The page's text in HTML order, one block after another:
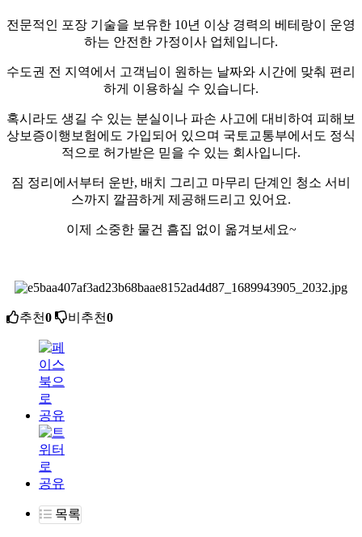
전문적인 포장 기술을 보유한 10년 이상 경력의 베테랑이 운영
하는 안전한 가정이사 업체입니다.
수도권 전 지역에서 고객님이 원하는 날짜와 시간에 맞춰 편리
하게 이용하실 수 있습니다.
혹시라도 생길 수 있는 분실이나 파손 사고에 대비하여 피해보
상보증이행보험에도 가입되어 있으며 국토교통부에서도 정식
적으로 허가받은 믿을 수 있는 회사입니다.
짐 정리에서부터 운반, 배치 그리고 마무리 단계인 청소 서비
스까지 깔끔하게 제공해드리고 있어요.
이제 소중한 물건 흠집 없이 옮겨보세요~
추천0 비추천0
목록